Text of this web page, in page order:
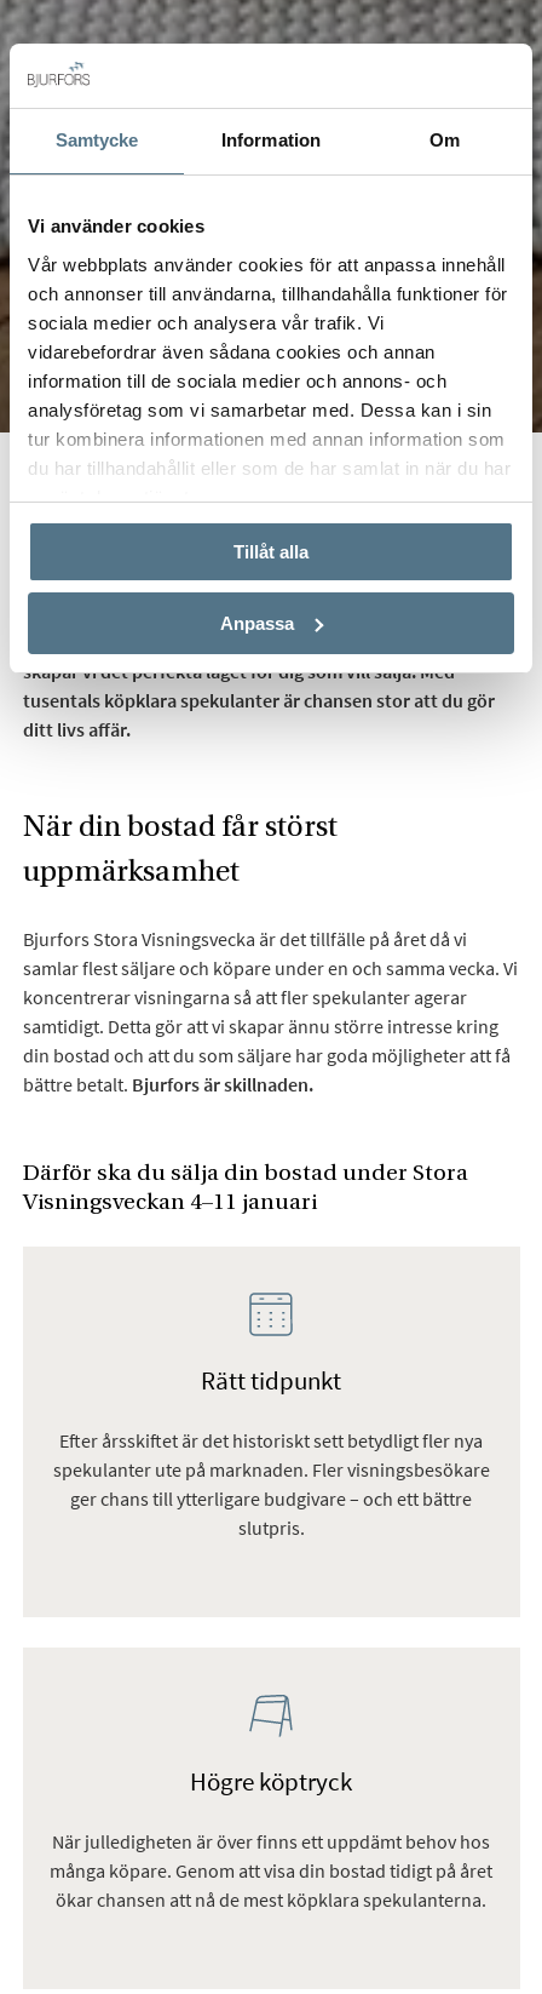
Samtycke Information Om
Vi använder cookies
Vår webbplats använder cookies för att anpassa innehåll
och annonser till användarna, tillhandahålla funktioner för
sociala medier och analysera vår trafik. Vi
vidarebefordrar även sådana cookies och annan
information till de sociala medier och annons- och
analysföretag som vi samarbetar med. Dessa kan i sin
tur kombinera informationen med annan information som
du har tillhandahållit eller som de har samlat in när du har
använt deras tjänster.
Tillåt alla
Anpassa
Bjurfors Stora Visningsvecka
skapar vi det perfekta läget för dig som vill sälja. Med
tusentals köpklara spekulanter är chansen stor att du gör
ditt livs affär.
När din bostad får störst
uppmärksamhet
Bjurfors Stora Visningsvecka är det tillfälle på året då vi
samlar flest säljare och köpare under en och samma vecka. Vi
koncentrerar visningarna så att fler spekulanter agerar
samtidigt. Detta gör att vi skapar ännu större intresse kring
din bostad och att du som säljare har goda möjligheter att få
bättre betalt. Bjurfors är skillnaden.
Därför ska du sälja din bostad under Stora
Visningsveckan 4–11 januari
Rätt tidpunkt
Efter årsskiftet är det historiskt sett betydligt fler nya
spekulanter ute på marknaden. Fler visningsbesökare
ger chans till ytterligare budgivare – och ett bättre
slutpris.
Högre köptryck
När julledigheten är över finns ett uppdämt behov hos
många köpare. Genom att visa din bostad tidigt på året
ökar chansen att nå de mest köpklara spekulanterna.